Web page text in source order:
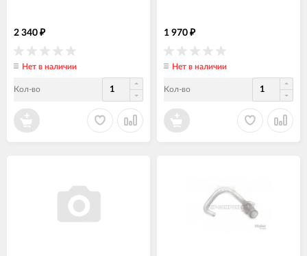
2 340 ₽
Нет в наличии
Кол-во
1 970 ₽
Нет в наличии
Кол-во